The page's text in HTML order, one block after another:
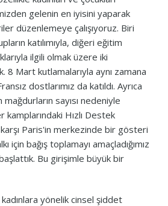
gelenin en iyisini yaparak
düzenlemeye çalışıyoruz. Biri
katılımıyla, diğeri eğitim
ilgili olmak üzere iki
8 Mart kutlamalarıyla aynı zamana
dostlarımız da katıldı. Ayrıca
mağdurların sayısı nedeniyle
kamplarındaki Hızlı Destek
Paris'in merkezinde bir gösteri
için bağış toplamayı amaçladığımız
Bu girişimle büyük bir
yönelik cinsel şiddet